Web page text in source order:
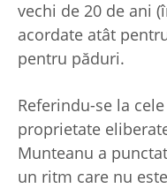
vechi de 20 de ani
acordate atât
pentru păduri.
Referindu-se la
proprietate
Munteanu a
un ritm care nu